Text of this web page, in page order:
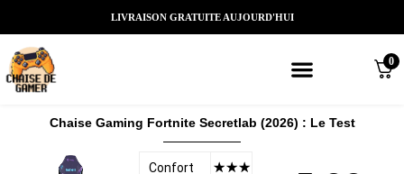
LIVRAISON GRATUITE AUJOURD'HUI
0
Chaise Gaming Fortnite Secretlab (2026) : Le Test
Confort ☆☆☆